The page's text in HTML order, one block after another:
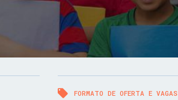
FORMATO DE OFERTA E VAGAS